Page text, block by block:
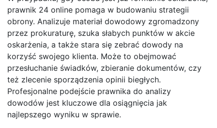
prawnik 24 online pomaga w budowaniu strategii
obrony. Analizuje materiał dowodowy zgromadzony
przez prokuraturę, szuka słabych punktów w akcie
oskarżenia, a także stara się zebrać dowody na
korzyść swojego klienta. Może to obejmować
przesłuchanie świadków, zbieranie dokumentów, czy
też zlecenie sporządzenia opinii biegłych.
Profesjonalne podejście prawnika do analizy
dowodów jest kluczowe dla osiągnięcia jak
najlepszego wyniku w sprawie.